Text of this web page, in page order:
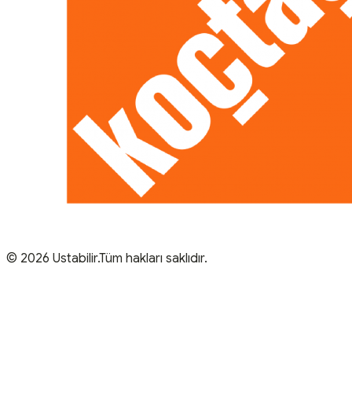
© 2026 Ustabilir.Tüm hakları saklıdır.